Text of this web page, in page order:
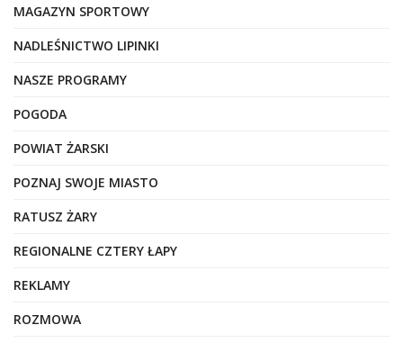
MAGAZYN SPORTOWY
NADLEŚNICTWO LIPINKI
NASZE PROGRAMY
POGODA
POWIAT ŻARSKI
POZNAJ SWOJE MIASTO
RATUSZ ŻARY
REGIONALNE CZTERY ŁAPY
REKLAMY
ROZMOWA